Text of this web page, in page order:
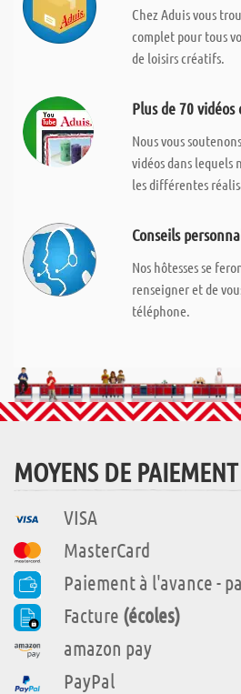
Chez Aduis vous
complet pour tous
de loisirs créatifs.
Plus de 70
Nous vous
vidéos dans lequels
les différentes
Conseils
Nos hôtesses se
renseigner et de
téléphone.
MOYENS DE PAIEMENT
VISA
MasterCard
Paiement à l'avance -
Facture (écoles)
amazon pay
PayPal